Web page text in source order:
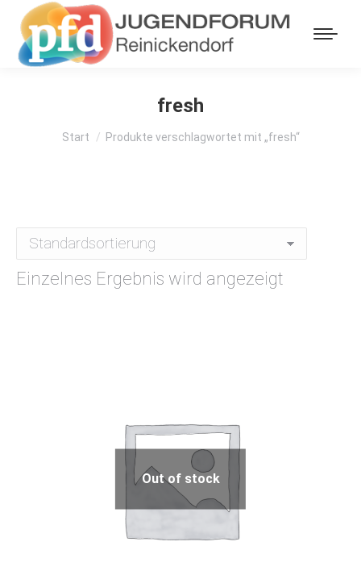
fresh
Sie befinden sich hier:
Start Produkte verschlagwortet mit „fresh“
Einzelnes Ergebnis wird angezeigt
Out of stock